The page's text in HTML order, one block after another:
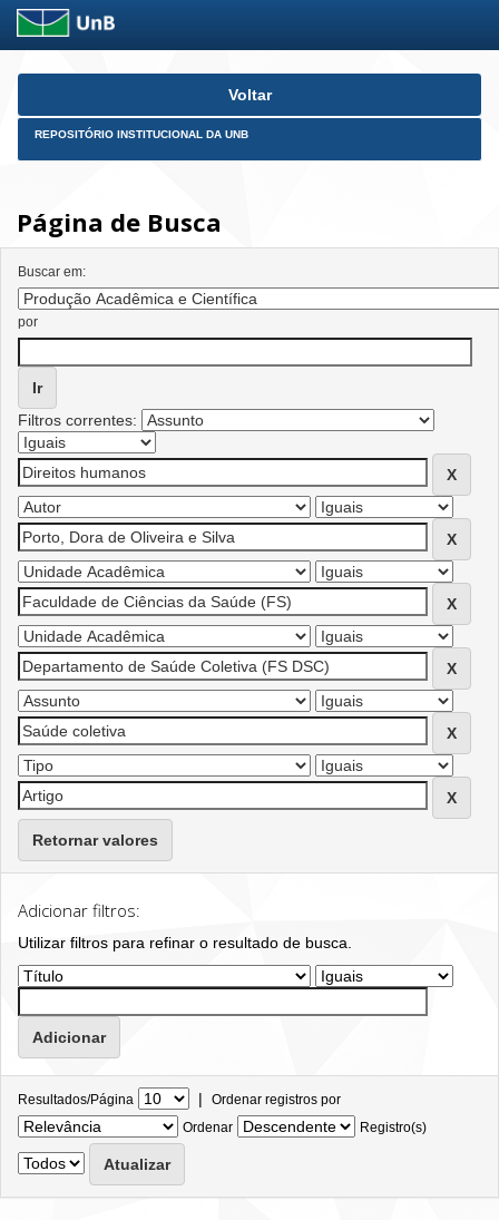
Skip
Voltar
REPOSITÓRIO INSTITUCIONAL DA UNB
Página de Busca
Buscar em:
por
Filtros correntes:
Retornar valores
Adicionar filtros:
Utilizar filtros para refinar o resultado de busca.
Resultados/Página | Ordenar registros por
Ordenar
Registro(s)